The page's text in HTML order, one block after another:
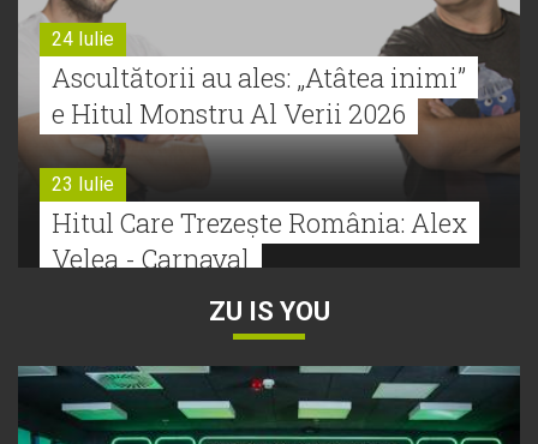
24 Iulie
Ascultătorii au ales: „Atâtea inimi”
e Hitul Monstru Al Verii 2026
23 Iulie
Hitul Care Trezește România: Alex
Velea - Carnaval
Bătălie strânsă la Hitul Monstru Al
Verii: Cabron versus Faydee
ZU IS YOU